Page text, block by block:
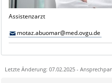
Assistenzarzt
motaz.abuomar@med.ovgu.de
Letzte Änderung: 07.02.2025 -